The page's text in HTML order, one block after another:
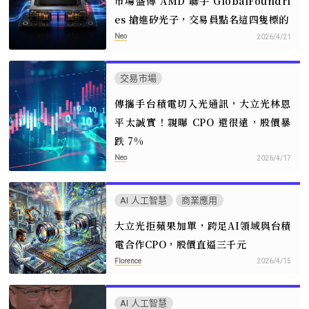
es 搶進矽光子，交易員點名這四隻標的
Neo 2026/4/21
交易市場
傳攜手台積電切入光通訊，大立光林恩
平太誠實！親曝 CPO 還很遠，股價暴
跌 7%
Neo 2026/4/17
AI 人工智慧 商業應用
大立光拒蘋果加單，跨足AI領域與台積
電合作CPO，股價直逼三千元
Florence 2026/4/15
AI 人工智慧